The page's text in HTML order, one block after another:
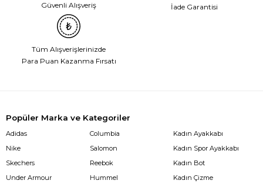
Güvenli Alışveriş
İade Garantisi
Tüm Alışverişlerinizde
Para Puan Kazanma Fırsatı
Popüler Marka ve Kategoriler
Adidas
Nike
Skechers
Under Armour
Columbia
Salomon
Reebok
Hummel
Kadın Ayakkabı
Kadın Spor Ayakkabı
Kadın Bot
Kadın Çizme